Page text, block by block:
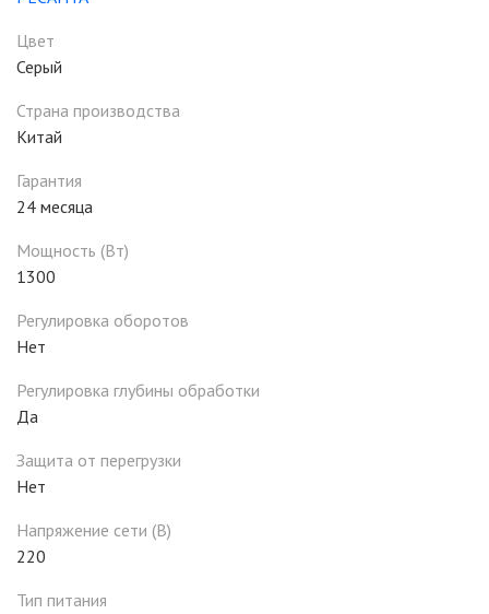
Цвет
Серый
Страна производства
Китай
Гарантия
24 месяца
Мощность (Вт)
1300
Регулировка оборотов
Нет
Регулировка глубины обработки
Да
Защита от перегрузки
Нет
Напряжение сети (В)
220
Тип питания